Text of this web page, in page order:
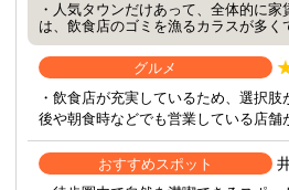
・人気タウンだけあって、全体的に
は、飲食店のゴミを漁るカラスが多く
グルメ
・飲食店が充実しているため、選択
後や朝食時などでも営業している店舗
おすすめスポット